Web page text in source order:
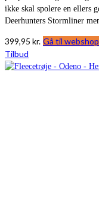
ikke skal spolere en ellers
Deerhunters Stormliner
399,95 kr. Gå til webshop
Tilbud